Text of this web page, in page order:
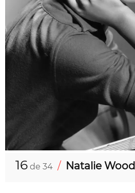
16 de 34 / Natalie Wood